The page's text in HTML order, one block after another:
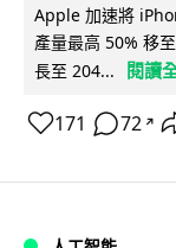
Apple 加速將
產量最高 50% 移
長至 204...
閱讀
171 72 ↗